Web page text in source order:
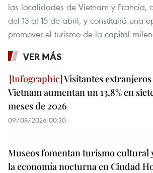
las localidades de Vietnam y Francia,
del 13 al 15 de abril, y constituirá una
promover el turismo de la capital
VER MÁS
Visitantes extranjeros
Vietnam aumentan un 13,8% en
meses de 2026
09/08/2026 00:30
Museos fomentan turismo cultural
la economía nocturna en Ciudad